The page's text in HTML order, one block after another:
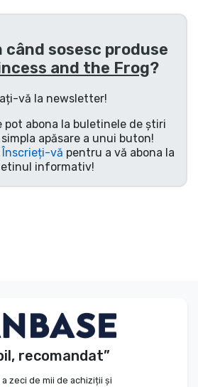
când sosesc produse
and the Frog?
vă la newsletter!
pot abona la buletinele de știri
apăsare a unui buton!
Înscrieți-vă pentru a vă abona la
informativ!
recomandat”
a zeci de mii de achiziții și
animate